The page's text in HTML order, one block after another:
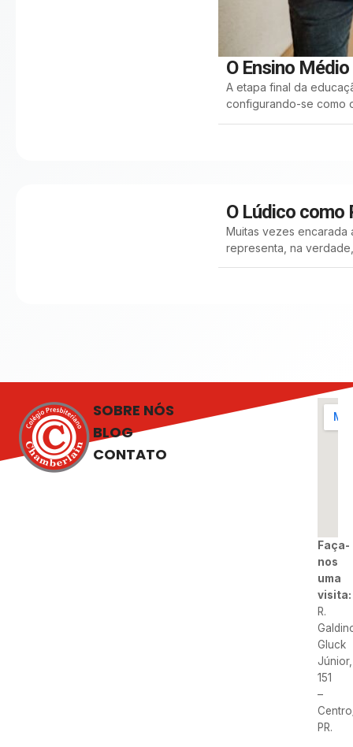
O Ensino
A etapa final da
configurando-se como
O Lúdico como
Muitas vezes encarada
representa, na
SOBRE NÓS
BLOG
CONTATO
Faça-
nos
uma
visita:
R.
Gluck
Júnior,
151
–
PR.